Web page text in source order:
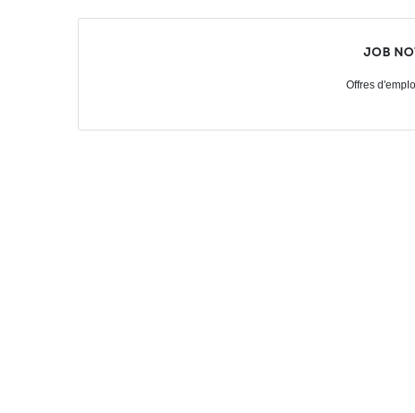
Job
Offres